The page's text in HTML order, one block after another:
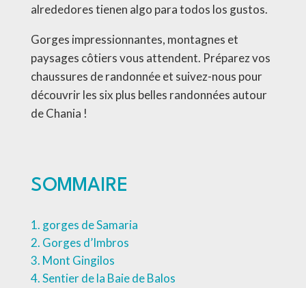
alrededores tienen algo para todos los gustos.
Gorges impressionnantes, montagnes et
paysages côtiers vous attendent. Préparez vos
chaussures de randonnée et suivez-nous pour
découvrir les six plus belles randonnées autour
de Chania !
SOMMAIRE
gorges de Samaria
Gorges d’Imbros
Mont Gingilos
Sentier de la Baie de Balos